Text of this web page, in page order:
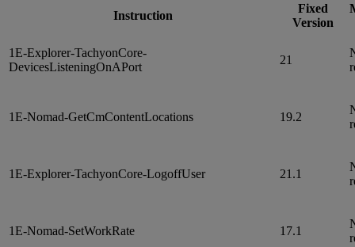
Instruction
Fixed
Version
1E-Explorer-TachyonCore-
DevicesListeningOnAPort
21
1E-Nomad-GetCmContentLocations 19.2
1E-Explorer-TachyonCore-LogoffUser 21.1
1E-Nomad-SetWorkRate 17.1